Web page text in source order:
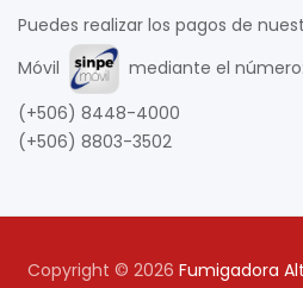
Puedes realizar los pagos de
Móvil
mediante el número:
(+506) 8448-4000
(+506) 8803-3502
Copyright © 2026 Fumigadora